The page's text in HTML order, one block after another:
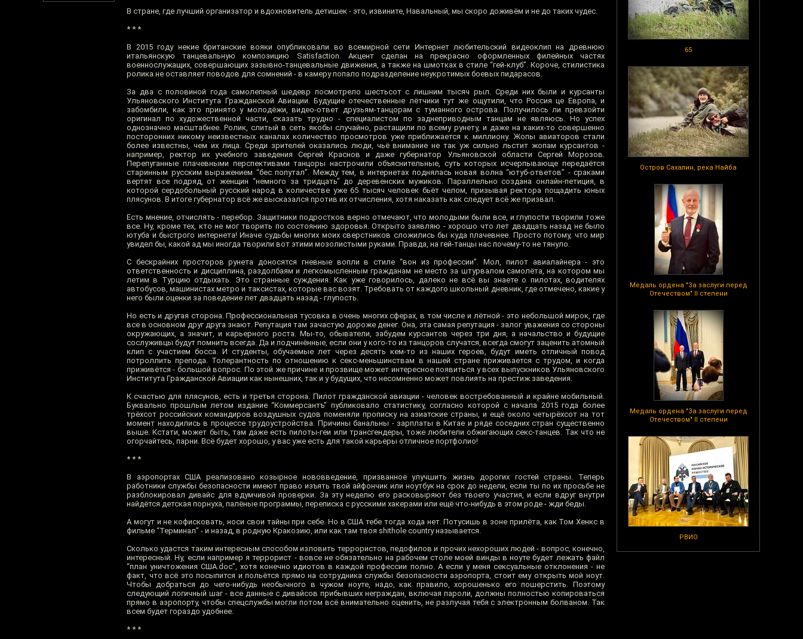
65
Остров Сахалин, река Найба
Медаль ордена "За заслуги перед
Отечеством" II степени
Медаль ордена "За заслуги перед
Отечеством" II степени
РВИО
В стране, где лучший организатор и вдохновитель детишек - это, извините, Навальный, мы скоро доживём и не до таких чудес.
* * *
В 2015 году некие британские вояки опубликовали во всемирной сети Интернет любительский видеоклип на древнюю
итальянскую танцевальную композицию Satisfaction. Акцент сделан на прекрасно оформленных филейных частях
военнослужащих, совершающих зазывно-танцевальные движения, а также на шмотках в стиле “гей-клуб”. Короче, стилистика
ролика не оставляет поводов для сомнений - в камеру попало подразделение неукротимых боевых пидарасов.
За два с половиной года самолепный шедевр посмотрело шестьсот с лишним тысяч рыл. Среди них были и курсанты
Ульяновского Института Гражданской Авиации. Будущие отечественные лётчики тут же ощутили, что Россия це Европа, и
забомбили, как это принято у молодёжи, видео-ответ друзьям-танцорам с туманного острова. Получилось ли превзойти
оригинал по художественной части, сказать трудно - специалистом по заднеприводным танцам не являюсь. Но успех
однозначно масштабнее. Ролик, слитый в сеть якобы случайно, растащили по всему рунету, и даже на каких-то совершенно
посторонних никому неизвестных каналах количество просмотров уже приближается к миллиону. Жопы авиаторов стали
более известны, чем их лица. Среди зрителей оказались люди, чьё внимание не так уж сильно льстит жопам курсантов -
например, ректор их учебного заведения Сергей Краснов и даже губернатор Ульяновской области Сергей Морозов.
Перепуганные плачевными перспективами танцоры настрочили объяснительные, суть которых исчерпывающе передаётся
старинным русским выражением “бес попутал”. Между тем, в интернетах поднялась новая волна “ютуб-ответов” - сраками
вертят все подряд, от женщин “немного за тридцать” до деревенских мужиков. Параллельно создана онлайн-петиция, в
которой сердобольный русский народ в количестве уже 65 тысяч человек бьёт челом, призывая ректора пощадить юных
плясунов. В итоге губернатор всё же высказался против их отчисления, хотя наказать как следует всё же призвал.
Есть мнение, отчислять - перебор. Защитники подростков верно отмечают, что молодыми были все, и глупости творили тоже
все. Ну, кроме тех, кто не мог творить по состоянию здоровья. Открыто заявляю - хорошо что лет двадцать назад не было
ютуба и быстрого интернета! Иначе судьбы многих моих сверстников сложились бы куда плачевнее. Просто потому, что мир
увидел бы, какой ад мы иногда творили вот этими мозолистыми руками. Правда, на гей-танцы нас почему-то не тянуло.
С бескрайних просторов рунета доносятся гневные вопли в стиле “вон из профессии”. Мол, пилот авиалайнера - это
ответственность и дисциплина, раздолбаям и легкомысленным гражданам не место за штурвалом самолёта, на котором мы
летим в Турцию отдыхать. Это странные суждения. Как уже говорилось, далеко не всё вы знаете о пилотах, водителях
автобусов, машинистах метро и таксистах, которые вас возят. Требовать от каждого школьный дневник, где отмечено, какие у
него были оценки за поведение лет двадцать назад - глупость.
Но есть и другая сторона. Профессиональная тусовка в очень многих сферах, в том числе и лётной - это небольшой мирок, где
все в основном друг друга знают. Репутация там зачастую дороже денег. Она, эта самая репутация - залог уважения со стороны
окружающих, а значит, и карьерного роста. Мы-то, обыватели, забудем курсантов через три дня, а начальство и будущие
сослуживцы будут помнить всегда. Да и подчинённые, если они у кого-то из танцоров случатся, всегда смогут заценить атомный
клип с участием босса. И студенты, обучаемые лет через десять кем-то из наших героев, будут иметь отличный повод
потроллить препода. Толерантность по отношению к секс-меньшинствам в нашей стране приживается с трудом, и когда
приживётся - большой вопрос. По этой же причине и прозвище может интересное появиться у всех выпускников Ульяновского
Института Гражданской Авиации как нынешних, так и у будущих, что несомненно может повлиять на престиж заведения.
К счастью для плясунов, есть и третья сторона. Пилот гражданской авиации - человек востребованный и крайне мобильный.
Буквально прошлым летом издание “Коммерсантъ” публиковало статистику, согласно которой с начала 2015 года более
трёхсот российских командиров воздушных судов поменяли прописку на азиатские страны, и ещё около четырёхсот на тот
момент находились в процессе трудоустройства. Причины банальны - зарплаты в Китае и ряде соседних стран существенно
выше. Кстати, может быть, там даже есть пилоты-геи или трансгендеры, тоже любители обжигающих секс-танцев. Так что не
огорчайтесь, парни. Всё будет хорошо, у вас уже есть для такой карьеры отличное портфолио!
* * *
В аэропортах США реализовано козырное нововведение, призванное улучшить жизнь дорогих гостей страны. Теперь
работники службы безопасности имеют право изъять твой айфончик или ноутбук на срок до недели, если ты по их просьбе не
разблокировал дивайс для вдумчивой проверки. За эту неделю его расковыряют без твоего участия, и если вдруг внутри
найдётся детская порнуха, палёные программы, переписка с русскими хакерами или ещё что-нибудь в этом роде - жди беды.
А могут и не кофисковать, носи свои тайны при себе. Но в США тебе тогда хода нет. Потусишь в зоне прилёта, как Том Хенкс в
фильме “Терминал” - и назад, в родную Кракозию, или как там твоя shithole country называется.
Сколько удастся таким интересным способом изловить террористов, педофилов и прочих нехороших людей - вопрос, конечно,
интересный. Ну, если например я террорист - вовсе не обязательно на рабочем столе моей винды в ноуте будет лежать файл
“план уничтожения США.doc”, хотя конечно идиотов в каждой профессии полно. А если у меня сексуальные отклонения - не
факт, что всё это посыпится и польётся прямо на сотрудника службы безопасности аэропорта, стоит ему открыть мой ноут.
Чтобы добраться до чего-нибудь необычного в чужом ноуте, надо, как правило, хорошенько его пошерстить. Поэтому
следующий логичный шаг - все данные с дивайсов прибывших неграждан, включая пароли, должны полностью копироваться
прямо в аэропорту, чтобы спецслужбы могли потом всё внимательно оценить, не разлучая тебя с электронным болваном. Так
всем будет гораздо удобнее.
* * *